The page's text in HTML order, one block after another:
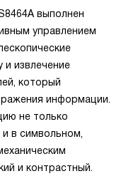
выполнен
управлением
и извлечение
который
информации.
не только
в символьном,
и контрастный.